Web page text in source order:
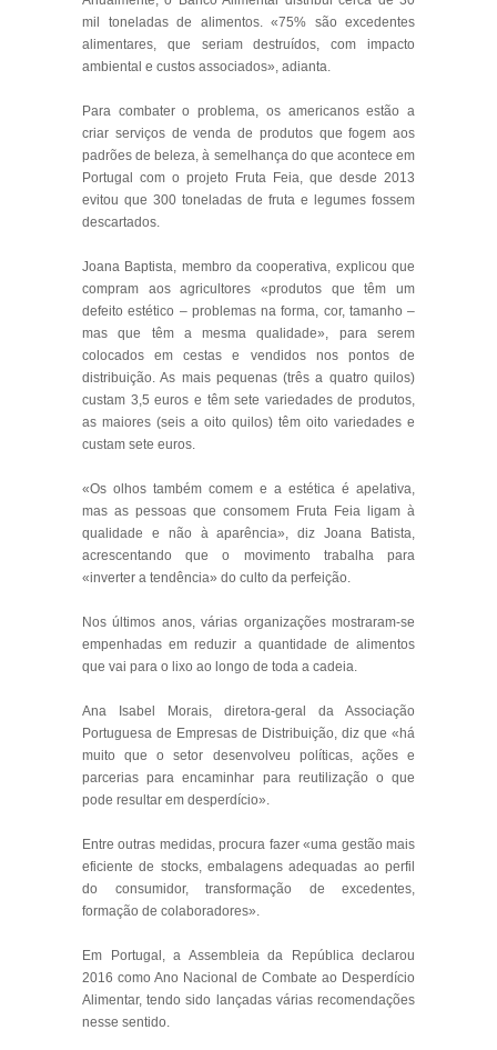
mil toneladas de alimentos. «75% são excedentes
alimentares, que seriam destruídos, com impacto
ambiental e custos associados», adianta.
Para combater o problema, os americanos estão a
criar serviços de venda de produtos que fogem aos
padrões de beleza, à semelhança do que acontece em
Portugal com o projeto Fruta Feia, que desde 2013
evitou que 300 toneladas de fruta e legumes fossem
descartados.
Joana Baptista, membro da cooperativa, explicou que
compram aos agricultores «produtos que têm um
defeito estético – problemas na forma, cor, tamanho –
mas que têm a mesma qualidade», para serem
colocados em cestas e vendidos nos pontos de
distribuição. As mais pequenas (três a quatro quilos)
custam 3,5 euros e têm sete variedades de produtos,
as maiores (seis a oito quilos) têm oito variedades e
custam sete euros.
«Os olhos também comem e a estética é apelativa,
mas as pessoas que consomem Fruta Feia ligam à
qualidade e não à aparência», diz Joana Batista,
acrescentando que o movimento trabalha para
«inverter a tendência» do culto da perfeição.
Nos últimos anos, várias organizações mostraram-se
empenhadas em reduzir a quantidade de alimentos
que vai para o lixo ao longo de toda a cadeia.
Ana Isabel Morais, diretora-geral da Associação
Portuguesa de Empresas de Distribuição, diz que «há
muito que o setor desenvolveu políticas, ações e
parcerias para encaminhar para reutilização o que
pode resultar em desperdício».
Entre outras medidas, procura fazer «uma gestão mais
eficiente de stocks, embalagens adequadas ao perfil
do consumidor, transformação de excedentes,
formação de colaboradores».
Em Portugal, a Assembleia da República declarou
2016 como Ano Nacional de Combate ao Desperdício
Alimentar, tendo sido lançadas várias recomendações
nesse sentido.